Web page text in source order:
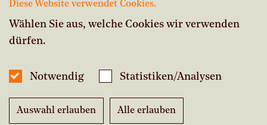
Vacancies
Inside Studium
Imprint | Data Protection
Diese Website verwendet Cookies.
Wählen Sie aus, welche Cookies wir verwenden
dürfen.
Notwendig Statistiken/Analysen
Auswahl erlauben Alle erlauben